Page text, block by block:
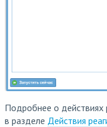
Подробнее о действиях
в разделе Действия